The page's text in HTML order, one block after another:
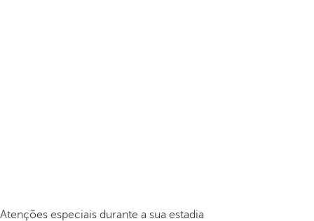
Atenções especiais durante a sua estadia